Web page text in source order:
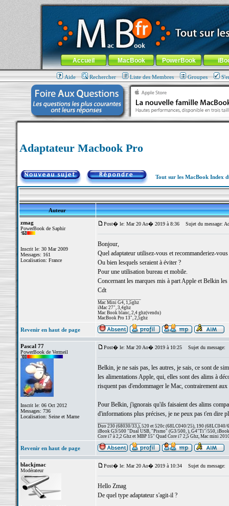
MacBook-fr.com : 100% Apple... 100% nomade !
Aller au contenu-Aller au menu général-Aller au menu de
Menu général
Accueil MacBook PowerBook
Aide Rechercher Liste des Membres Groupes
Adaptateur Macbook Pro
Tout sur les MacBook Index
Auteur
zmag
PowerBook de Saphir
Inscrit le: 30 Mar 2009
Messages: 161
Localisation: France
Post� le: Mar 20 Ao� 2019 à 8:36 Sujet du message:
Bonjour,
Quel adaptateur utilisez-vous et recommanderiez-
Ou bien lesquels seraient à éviter ?
Pour une utilisation bureau et mobile.
Concernant les marques mis à part Apple et Belkin
Cdt
Mac Mini G4, 1,5ghz
iMac 27", 3,4ghz
Mac Book blanc, 2,4 ghz(vendu)
MacBook Pro 13", 2,5ghz
Revenir en haut de page
Pascal 77
PowerBook de Vermeil
Inscrit le: 06 Oct 2012
Messages: 736
Localisation: Seine et Marne
Post� le: Mar 20 Ao� 2019 à 10:25 Sujet du message:
Belkin, je ne sais pas, les autres, je sais, ce sont de
les alimentations Apple, qui, elles sont des alims à
risquent pas d'endommager le Mac, contrairement
Pour Belkin, j'ignorais qu'ils faisaient des alims
d'informations plus précises, je ne peux pas t'en dire
Duo 230 (68030/33,), 520 et 520c (68LC040/25), 190 (68LC040/
iBook G3/500 "Dual USB, "Pismo" (G3/500, ), G4"Ti"/550,
Core i7 à 2,2 Ghz et MBP 15" Quad Core i7 2,5 Ghz, Mac mini
Revenir en haut de page
blackjmac
Modérateur
Post� le: Mar 20 Ao� 2019 à 10:34 Sujet du message:
Hello Zmag
De quel type adaptateur s'agit-il ?